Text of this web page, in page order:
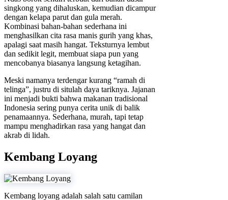
singkong yang dihaluskan, kemudian dicampur
dengan kelapa parut dan gula merah.
Kombinasi bahan-bahan sederhana ini
menghasilkan cita rasa manis gurih yang khas,
apalagi saat masih hangat. Teksturnya lembut
dan sedikit legit, membuat siapa pun yang
mencobanya biasanya langsung ketagihan.
Meski namanya terdengar kurang “ramah di
telinga”, justru di situlah daya tariknya. Jajanan
ini menjadi bukti bahwa makanan tradisional
Indonesia sering punya cerita unik di balik
penamaannya. Sederhana, murah, tapi tetap
mampu menghadirkan rasa yang hangat dan
akrab di lidah.
Kembang Loyang
Kembang loyang adalah salah satu camilan